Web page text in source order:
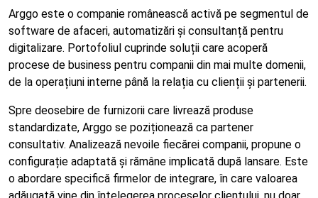
Arggo este o companie românească activă pe segmentul de
software de afaceri, automatizări și consultanță pentru
digitalizare. Portofoliul cuprinde soluții care acoperă
procese de business pentru companii din mai multe domenii,
de la operațiuni interne până la relația cu clienții și partenerii.
Spre deosebire de furnizorii care livrează produse
standardizate, Arggo se poziționează ca partener
consultativ. Analizează nevoile fiecărei companii, propune o
configurație adaptată și rămâne implicată după lansare. Este
o abordare specifică firmelor de integrare, în care valoarea
adăugată vine din înțelegerea proceselor clientului, nu doar